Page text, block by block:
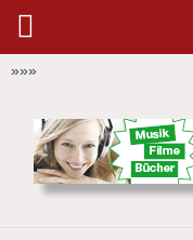
»»»